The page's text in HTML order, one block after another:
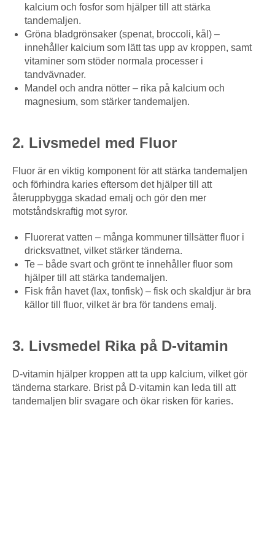
kalcium och fosfor som hjälper till att stärka
tandemaljen.
Gröna bladgrönsaker (spenat, broccoli, kål) –
innehåller kalcium som lätt tas upp av kroppen, samt
vitaminer som stöder normala processer i
tandvävnader.
Mandel och andra nötter – rika på kalcium och
magnesium, som stärker tandemaljen.
2. Livsmedel med Fluor
Fluor är en viktig komponent för att stärka tandemaljen
och förhindra karies eftersom det hjälper till att
återuppbygga skadad emalj och gör den mer
motståndskraftig mot syror.
Fluorerat vatten – många kommuner tillsätter fluor i
dricksvattnet, vilket stärker tänderna.
Te – både svart och grönt te innehåller fluor som
hjälper till att stärka tandemaljen.
Fisk från havet (lax, tonfisk) – fisk och skaldjur är bra
källor till fluor, vilket är bra för tandens emalj.
3. Livsmedel Rika på D-vitamin
D-vitamin hjälper kroppen att ta upp kalcium, vilket gör
tänderna starkare. Brist på D-vitamin kan leda till att
tandemaljen blir svagare och ökar risken för karies.